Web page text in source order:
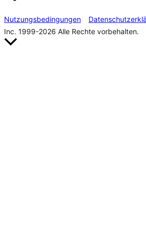
Nutzungsbedingungen
Inc. 1999-2026 Alle Rechte vorbehalten.